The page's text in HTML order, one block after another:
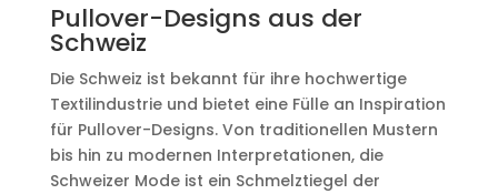
Pullover-Designs aus der
Schweiz
Die Schweiz ist bekannt für ihre hochwertige
Textilindustrie und bietet eine Fülle an Inspiration
für Pullover-Designs. Von traditionellen Mustern
bis hin zu modernen Interpretationen, die
Schweizer Mode ist ein Schmelztiegel der